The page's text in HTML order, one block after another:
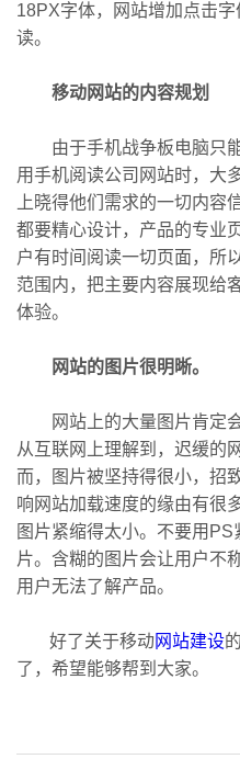
18PX字体，网站增加点击
读。
移动网站的内容规划
由于手机战争板电脑只能
用手机阅读公司网站时，大
上晓得他们需求的一切内容
都要精心设计，产品的专业
户有时间阅读一切页面，所
范围内，把主要内容展现给
体验。
网站的图片很明晰。
网站上的大量图片肯定会
从互联网上理解到，迟缓的
而，图片被坚持得很小，招
响网站加载速度的缘由有很
图片紧缩得太小。不要用
片。含糊的图片会让用户不
用户无法了解产品。
好了关于移动 网站建设
了，希望能够帮到大家。